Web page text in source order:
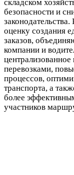
складском
безопасности и
оценку создания
заказов,
компании и
перевозками,
процессов,
транспорта, а
более
участников